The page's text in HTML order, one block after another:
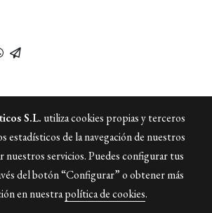
Mi Empresa
texto con tu propio contenido
Política de cookies
S.L. utiliza cookies propias y terceros
estadísticos de la navegación de nuestros
nuestros servicios. Puedes configurar tus
del botón “Configurar” o obtener más
en nuestrapolítica de cookies.